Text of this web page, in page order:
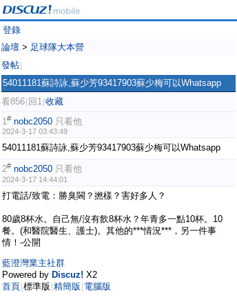
登錄
論壇 > 足球隊大本營
發帖
54011181蘇詩詠,蘇少芳93417903蘇少梅可以Whatsapp
看856 回1 收藏
1# nobc2050 只看他
2024-3-17 03:43:49
54011181蘇詩詠,蘇少芳93417903蘇少梅可以Whatsapp
2# nobc2050 只看他
2024-3-17 14:44:01
打電話/致電：勝臭閪？撚樣？害好多人？
80歲8杯水。自己無/沒有飲8杯水？年青多一點10杯。10
餐。(和醫院醫生、護士)。其他的***情況***，另一件事
情！-公開
藍澄灣業主社群
Powered by Discuz! X2
首頁|標準版 |精簡版 | 電腦版